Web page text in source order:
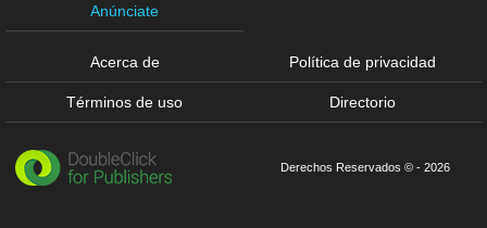
Anúnciate
Acerca de Política de privacidad
Términos de uso Directorio
Derechos Reservados © - 2026